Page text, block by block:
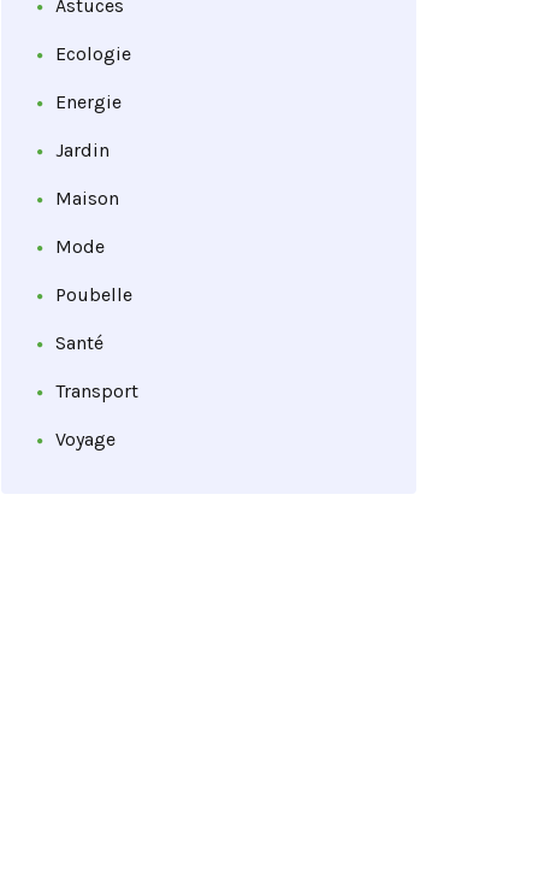
Astuces
Ecologie
Energie
Jardin
Maison
Mode
Poubelle
Santé
Transport
Voyage